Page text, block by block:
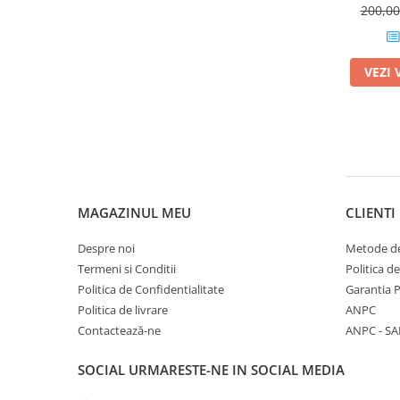
VEZI
MAGAZINUL MEU
Despre noi
Termeni si Conditii
Politica de Confidentialitate
Politica de livrare
Contactează-ne
CLIENTI
Metode
Politica
Garantia
ANPC
ANPC -
SOCIAL URMARESTE-NE IN SOCIAL MEDIA